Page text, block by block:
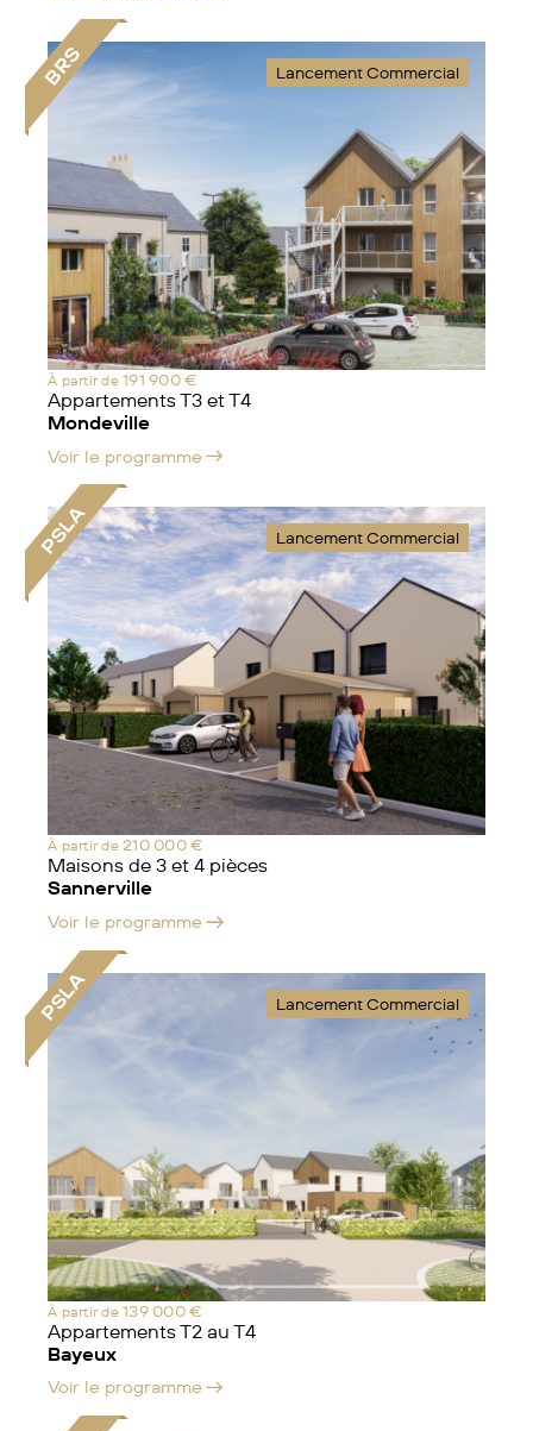
Lancement Commercial
À partir de191 900 €
Appartements T3 et T4
Mondeville
Voir le programme
BRS
Lancement Commercial
À partir de 210 000 €
Maisons de 3 et 4 pièces
Sannerville
Voir le programme
PSLA
Lancement Commercial
À partir de139 000 €
Appartements T2 au T4
Bayeux
Voir le programme
PSLA